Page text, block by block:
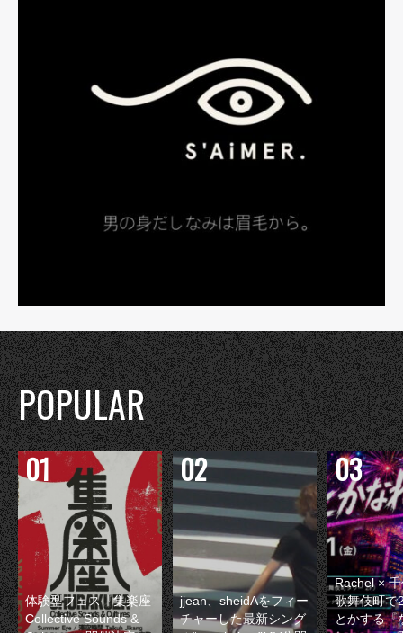
POPULAR
体験型フェス『集楽座
Collective Sounds &
jjean、sheidAをフィー
チャーした最新シング
Rachel ×
歌舞伎町で
とかする『